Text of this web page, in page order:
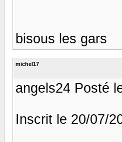
bisous les gars
michel17
angels24 Posté
Inscrit le 20/07/